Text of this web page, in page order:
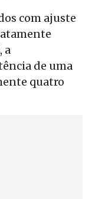
com ajuste
a
de uma
quatro